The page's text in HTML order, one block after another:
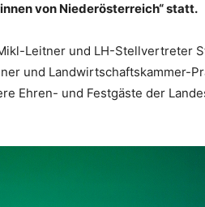
von Niederösterreich“ statt.
Leitner und LH-Stellvertreter
und Landwirtschaftskammer-
Ehren- und Festgäste der